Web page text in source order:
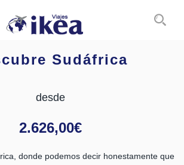
Sudáfrica
desde
2.626,00€
donde podemos decir honestamente que